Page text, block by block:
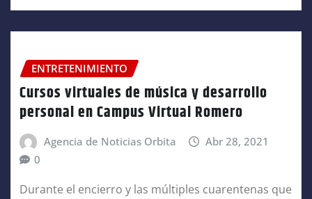
ENTRETENIMIENTO
Cursos virtuales de música y desarrollo
personal en Campus Virtual Romero
Agencia de Noticias Orbita
Abr 28, 2021
0
Durante el encierro y las múltiples cuarentenas que